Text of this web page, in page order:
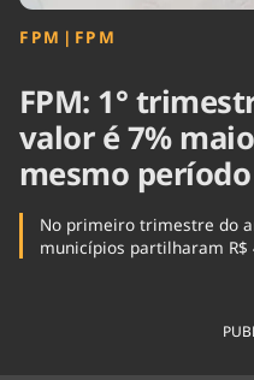
FPM | FPM
FPM: 1°
valor é 7%
mesmo
No primeiro trimestre do
municípios partilharam R$